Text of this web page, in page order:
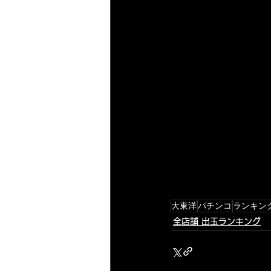
大東洋パチンコ ランキン
全店舗 出玉ランキング